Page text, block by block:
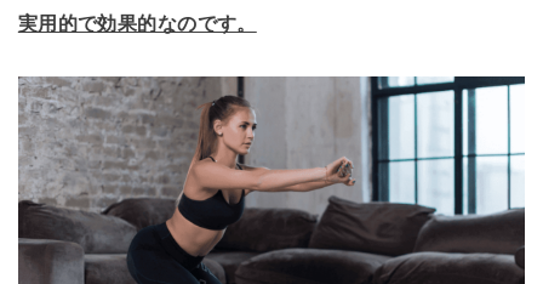
実用的で効果的なのです。